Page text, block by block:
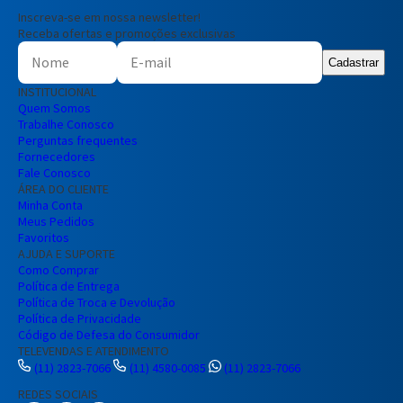
Entendi
Inscreva-se em nossa newsletter!
Receba ofertas e promoções exclusivas
Cadastrar
INSTITUCIONAL
Quem Somos
Trabalhe Conosco
Perguntas frequentes
Fornecedores
Fale Conosco
ÁREA DO CLIENTE
Minha Conta
Meus Pedidos
Favoritos
AJUDA E SUPORTE
Como Comprar
Política de Entrega
Política de Troca e Devolução
Política de Privacidade
Código de Defesa do Consumidor
TELEVENDAS E ATENDIMENTO
(11) 2823-7066
(11) 4580-0085
(11) 2823-7066
REDES SOCIAIS